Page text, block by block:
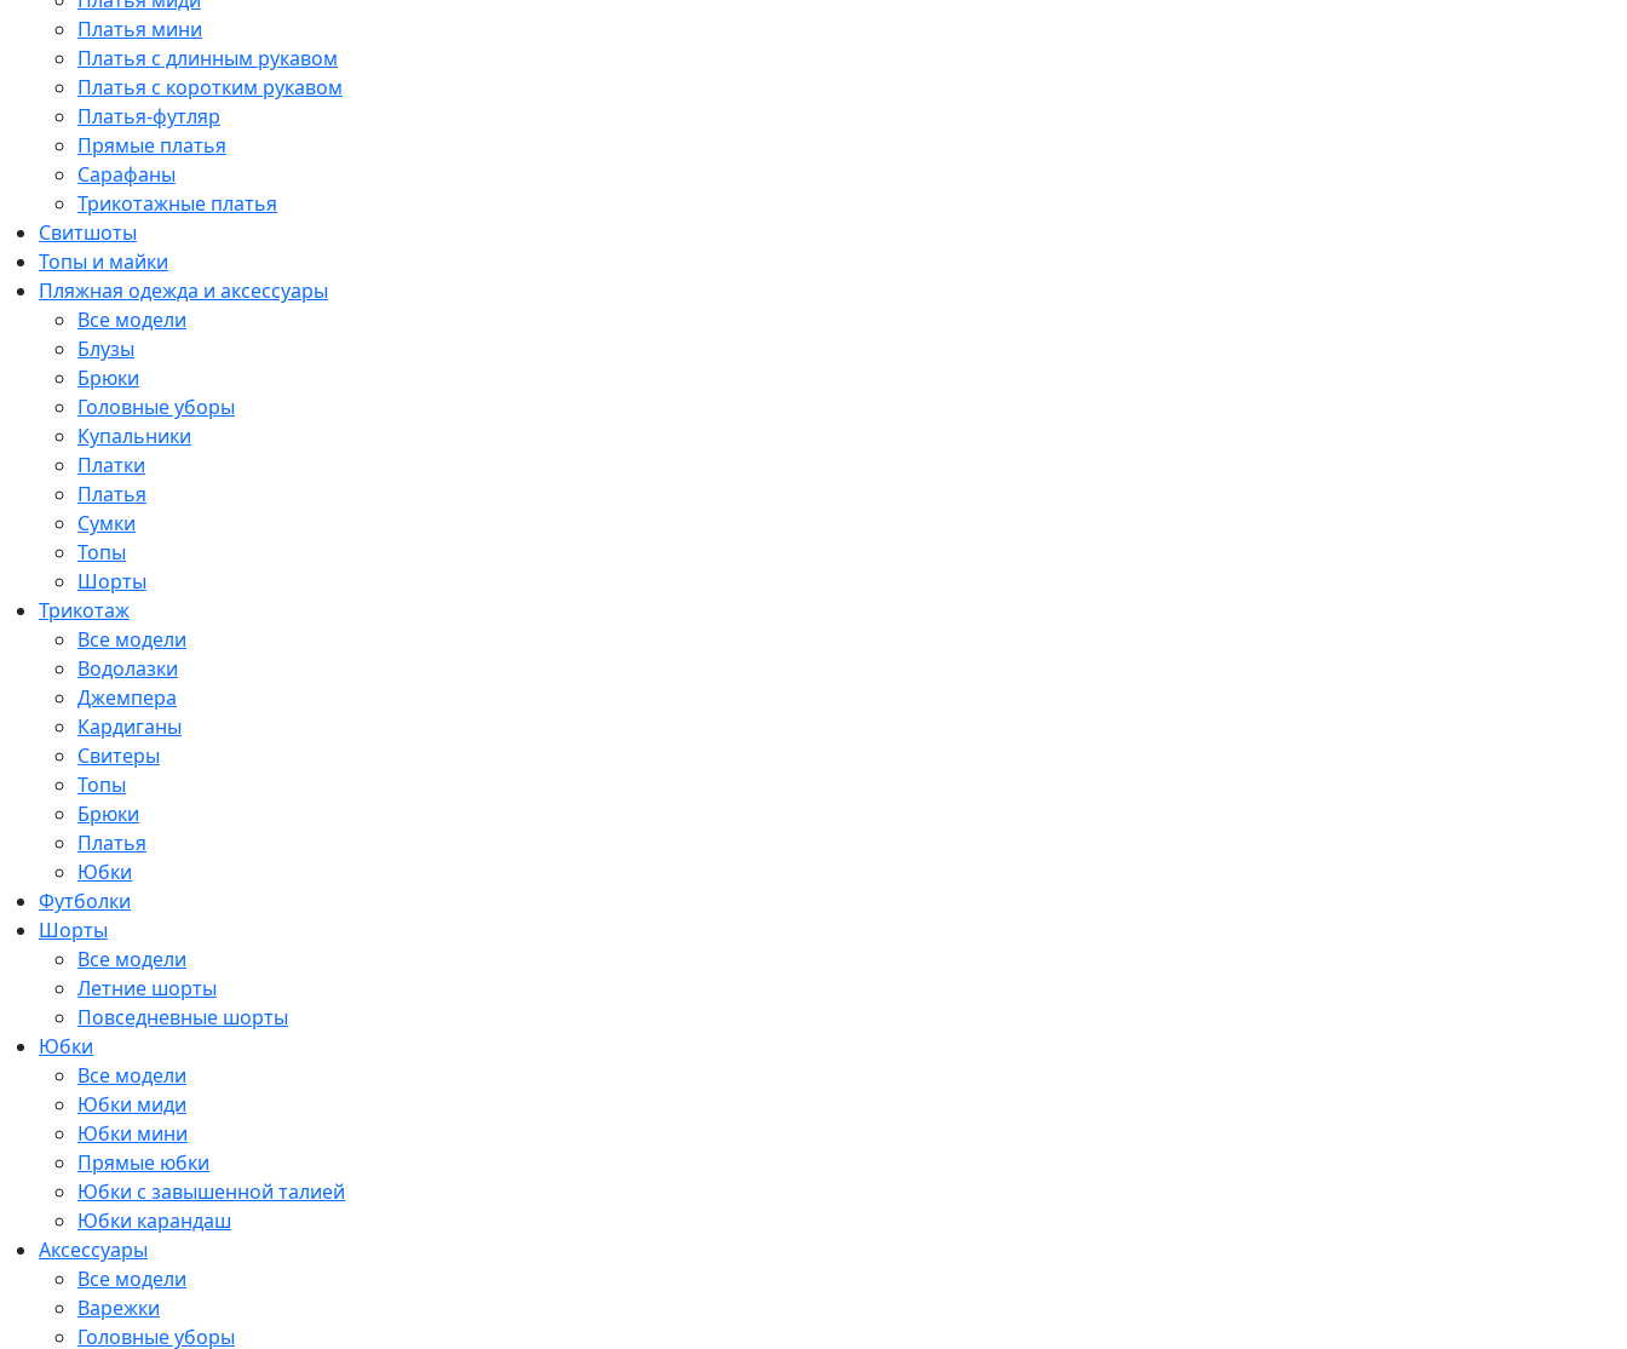
Платья мини
Платья с длинным рукавом
Платья с коротким рукавом
Платья-футляр
Прямые платья
Сарафаны
Трикотажные платья
Свитшоты
Топы и майки
Пляжная одежда и аксессуары
Все модели
Блузы
Брюки
Головные уборы
Купальники
Платки
Платья
Сумки
Топы
Шорты
Трикотаж
Все модели
Водолазки
Джемпера
Кардиганы
Свитеры
Топы
Брюки
Платья
Юбки
Футболки
Шорты
Все модели
Летние шорты
Повседневные шорты
Юбки
Все модели
Юбки миди
Юбки мини
Прямые юбки
Юбки с завышенной талией
Юбки карандаш
Аксессуары
Все модели
Варежки
Головные уборы